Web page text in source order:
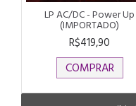
LP AC/DC - Power Up
(IMPORTADO)
R$419,90
COMPRAR